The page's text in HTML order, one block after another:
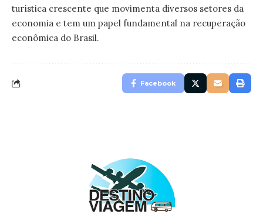
turística crescente que movimenta diversos setores da
economia e tem um papel fundamental na recuperação
econômica do Brasil.
Facebook